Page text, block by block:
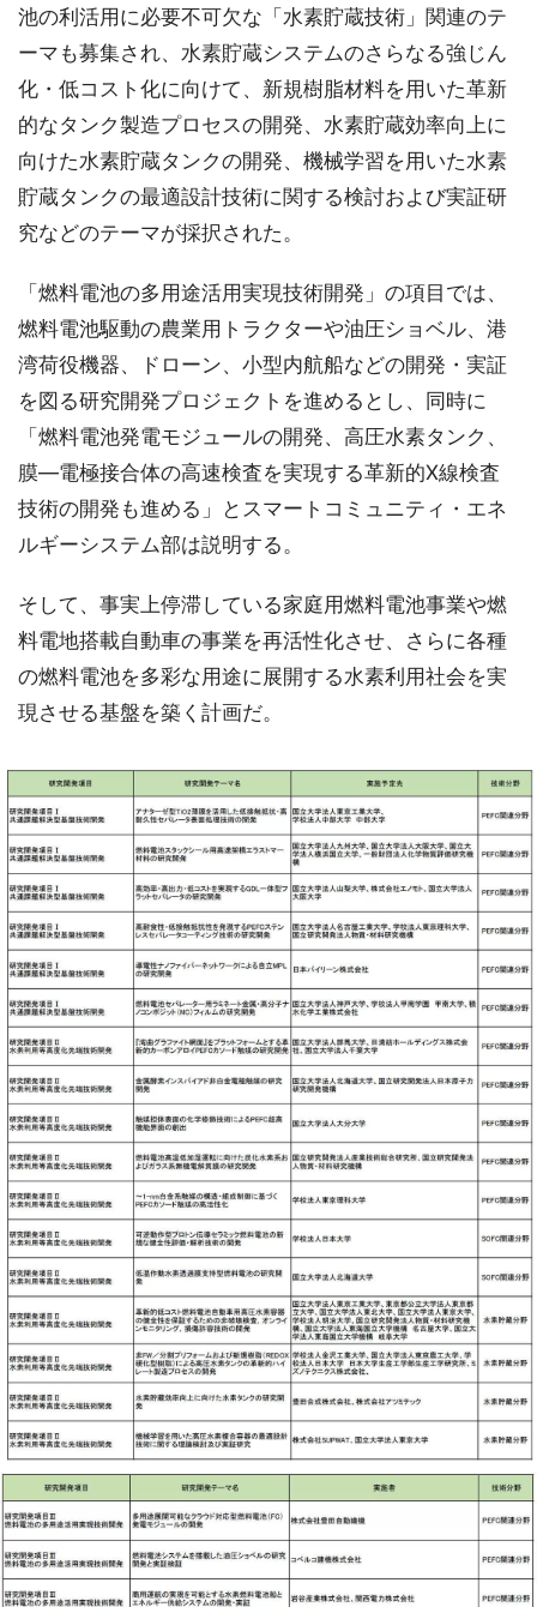
池の利活用に必要不可欠な「水素貯蔵技術」関連のテ
ーマも募集され、水素貯蔵システムのさらなる強じん
化・低コスト化に向けて、新規樹脂材料を用いた革新
的なタンク製造プロセスの開発、水素貯蔵効率向上に
向けた水素貯蔵タンクの開発、機械学習を用いた水素
貯蔵タンクの最適設計技術に関する検討および実証研
究などのテーマが採択された。
「燃料電池の多用途活用実現技術開発」の項目では、
燃料電池駆動の農業用トラクターや油圧ショベル、港
湾荷役機器、ドローン、小型内航船などの開発・実証
を図る研究開発プロジェクトを進めるとし、同時に
「燃料電池発電モジュールの開発、高圧水素タンク、
膜―電極接合体の高速検査を実現する革新的X線検査
技術の開発も進める」とスマートコミュニティ・エネ
ルギーシステム部は説明する。
そして、事実上停滞している家庭用燃料電池事業や燃
料電地搭載自動車の事業を再活性化させ、さらに各種
の燃料電池を多彩な用途に展開する水素利用社会を実
現させる基盤を築く計画だ。